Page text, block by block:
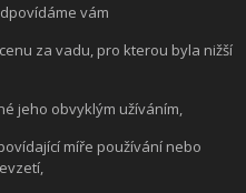
vám
za vadu, pro kterou byla nižší
jeho obvyklým užíváním,
míře používání nebo